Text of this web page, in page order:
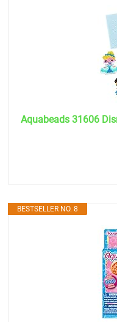
Aquabeads 31606
BESTSELLER NO. 8